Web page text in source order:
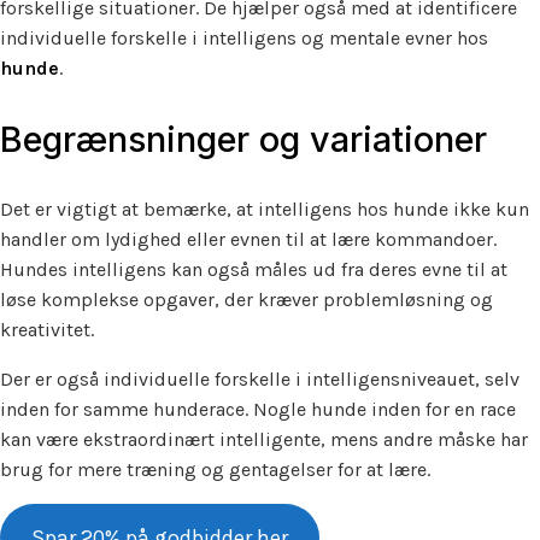
forskellige situationer. De hjælper også med at identificere
individuelle forskelle i intelligens og mentale evner hos
hunde.
Begrænsninger og variationer
Det er vigtigt at bemærke, at intelligens hos hunde ikke kun
handler om lydighed eller evnen til at lære kommandoer.
Hundes intelligens kan også måles ud fra deres evne til at
løse komplekse opgaver, der kræver problemløsning og
kreativitet.
Der er også individuelle forskelle i intelligensniveauet, selv
inden for samme hunderace. Nogle hunde inden for en race
kan være ekstraordinært intelligente, mens andre måske har
brug for mere træning og gentagelser for at lære.